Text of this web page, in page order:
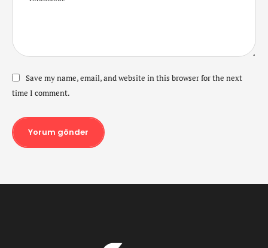
Save my name, email, and website in this browser for the next
time I comment.
Yorum gönder